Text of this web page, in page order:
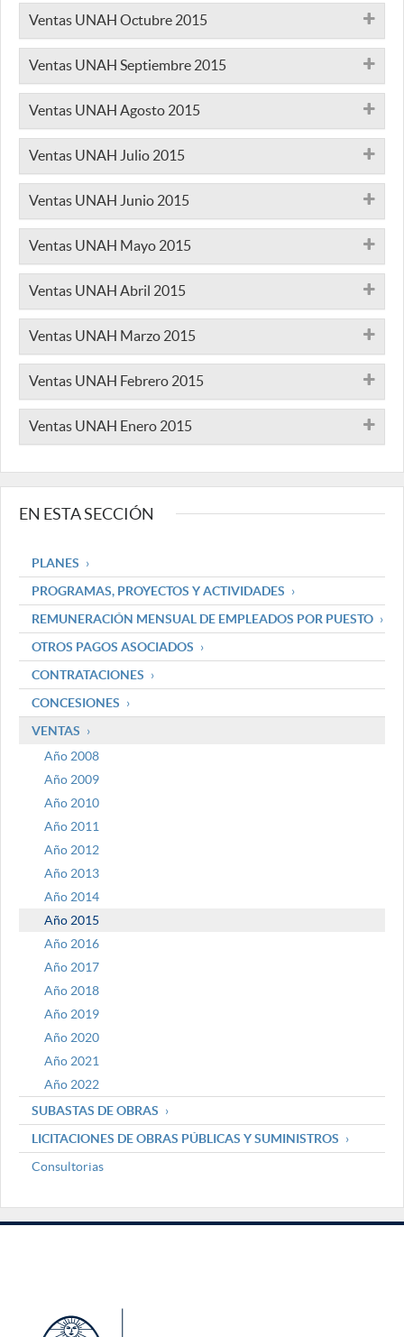
Ventas UNAH Octubre 2015
Ventas UNAH Septiembre 2015
Ventas UNAH Agosto 2015
Ventas UNAH Julio 2015
Ventas UNAH Junio 2015
Ventas UNAH Mayo 2015
Ventas UNAH Abril 2015
Ventas UNAH Marzo 2015
Ventas UNAH Febrero 2015
Ventas UNAH Enero 2015
EN ESTA SECCIÓN
PLANES
PROGRAMAS, PROYECTOS Y ACTIVIDADES
REMUNERACIÓN MENSUAL DE EMPLEADOS POR PUESTO
OTROS PAGOS ASOCIADOS
CONTRATACIONES
CONCESIONES
VENTAS
Año 2008
Año 2009
Año 2010
Año 2011
Año 2012
Año 2013
Año 2014
Año 2015
Año 2016
Año 2017
Año 2018
Año 2019
Año 2020
Año 2021
Año 2022
SUBASTAS DE OBRAS
LICITACIONES DE OBRAS PÚBLICAS Y SUMINISTROS
Consultorias